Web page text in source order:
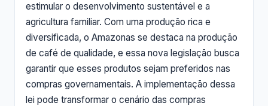
estimular o desenvolvimento sustentável e a
agricultura familiar. Com uma produção rica e
diversificada, o Amazonas se destaca na produção
de café de qualidade, e essa nova legislação busca
garantir que esses produtos sejam preferidos nas
compras governamentais. A implementação dessa
lei pode transformar o cenário das compras